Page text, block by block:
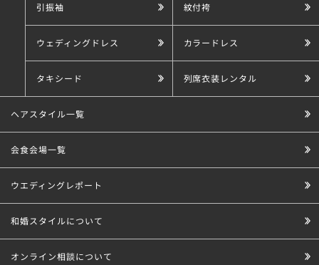
引振袖 紋付袴
ウェディングドレス カラードレス
タキシード 列席衣装レンタル
ヘアスタイル一覧
会食会場一覧
ウエディングレポート
和婚スタイルについて
オンライン相談について